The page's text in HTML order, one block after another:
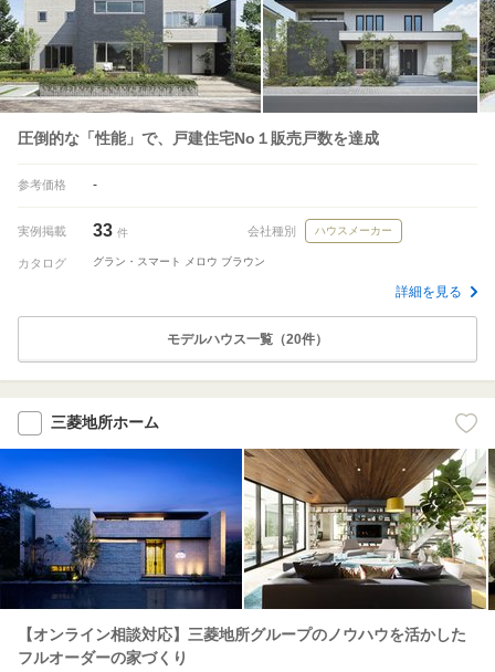
圧倒的な「性能」で、戸建住宅No１販売戸数を達成
参考価格 -
実例掲載 33 件 会社種別 ハウスメーカー
カタログ グラン・スマート メロウ ブラウン
詳細を見る
モデルハウス一覧（20件）
三菱地所ホーム
【オンライン相談対応】三菱地所グループのノウハウを活かした
フルオーダーの家づくり